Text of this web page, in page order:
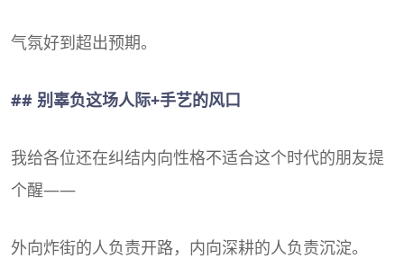
气氛好到超出预期。
## 别辜负这场人际+手艺的风口
我给各位还在纠结内向性格不适合这个时代的朋友提
个醒——
外向炸街的人负责开路，内向深耕的人负责沉淀。